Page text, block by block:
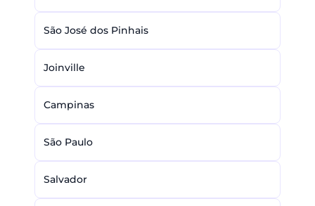
São José dos Pinhais
Joinville
Campinas
São Paulo
Salvador